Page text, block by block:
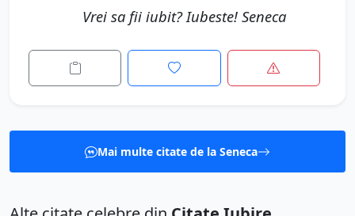
Vrei sa fii iubit? Iubeste! Seneca
Mai multe citate de la Seneca